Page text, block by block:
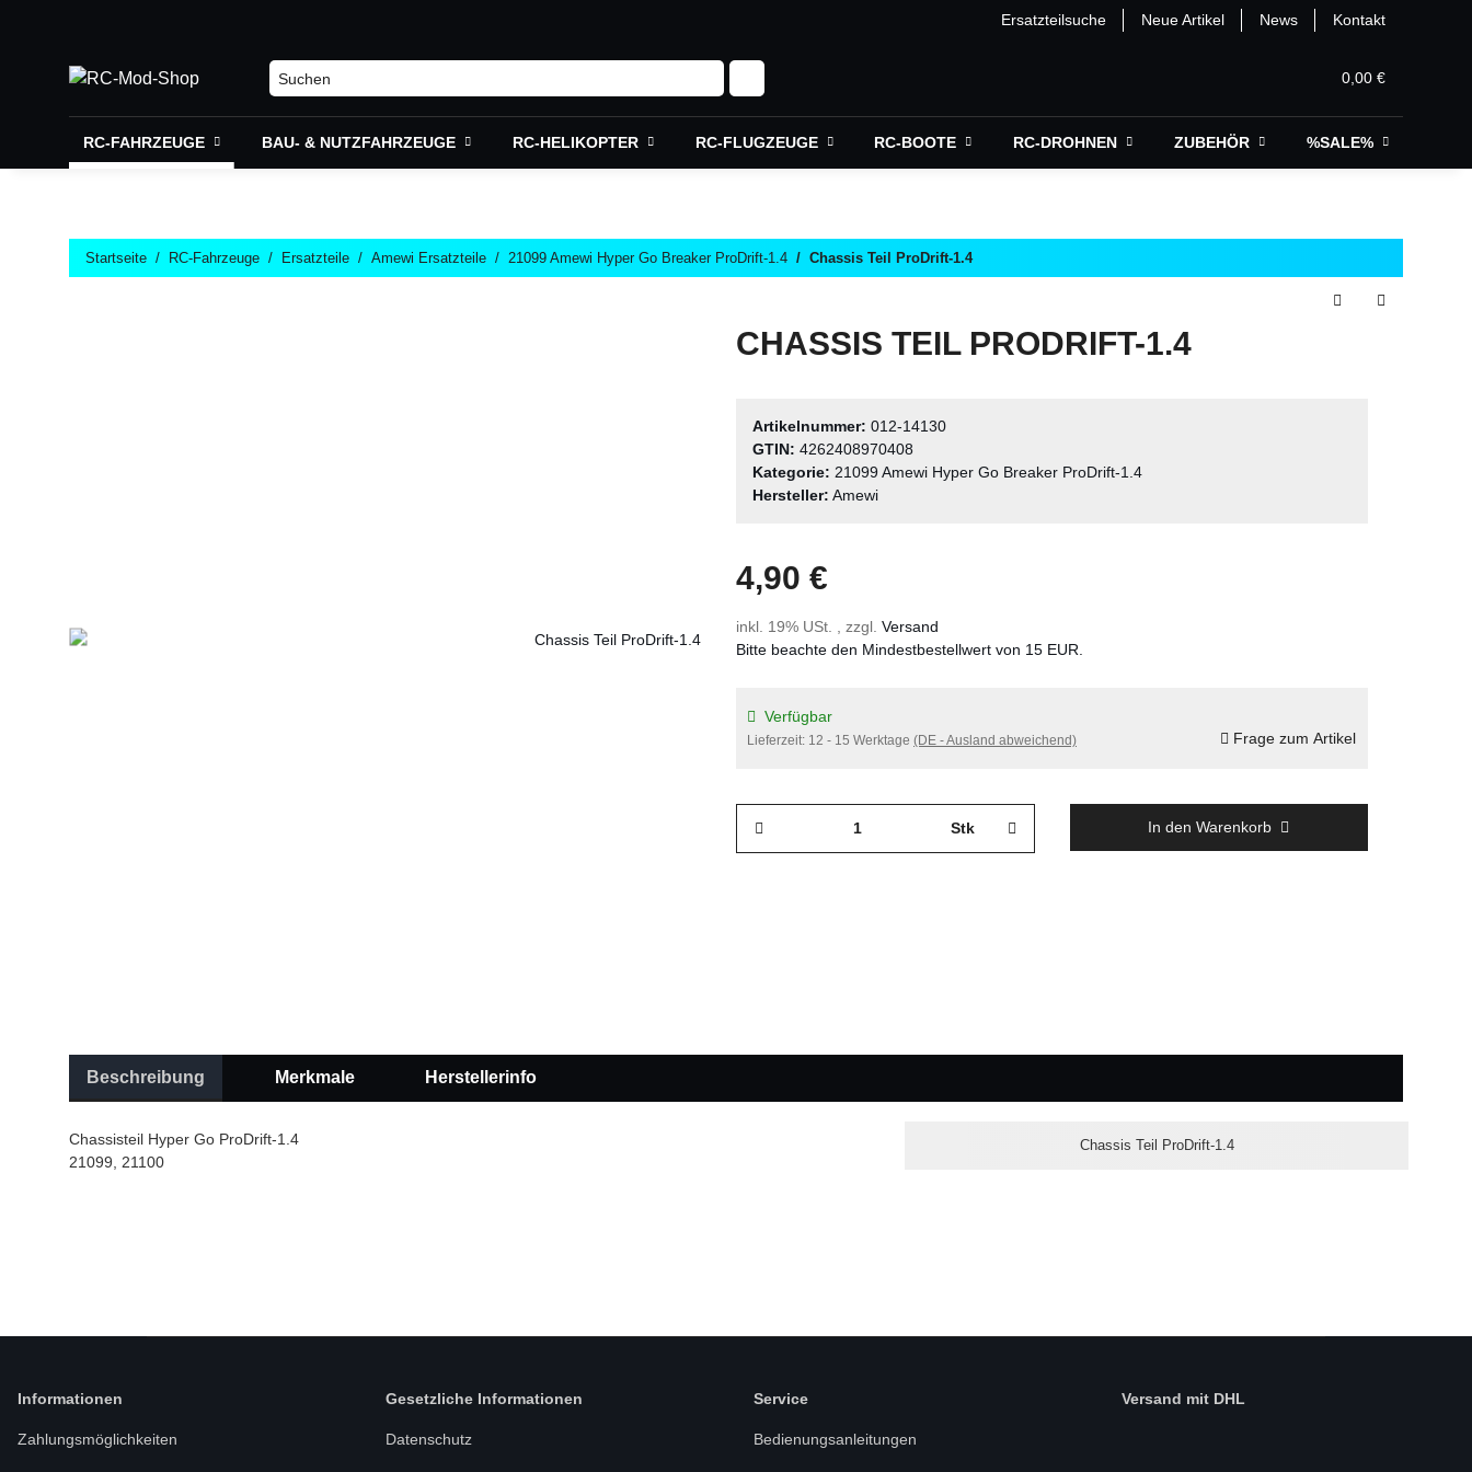
Ersatzteilsuche Neue Artikel News Kontakt
0,00 €
RC-FAHRZEUGE BAU- & NUTZFAHRZEUGE RC-HELIKOPTER RC-FLUGZEUGE RC-BOOTE RC-DROHNEN ZUBEHÖR %SALE%
Startseite RC-Fahrzeuge Ersatzteile Amewi Ersatzteile 21099 Amewi Hyper Go Breaker ProDrift-1.4 Chassis Teil ProDrift-1.4
CHASSIS TEIL PRODRIFT-1.4
Artikelnummer: 012-14130
GTIN: 4262408970408
Kategorie: 21099 Amewi Hyper Go Breaker ProDrift-1.4
Hersteller: Amewi
4,90 €
inkl. 19% USt. , zzgl. Versand
Bitte beachte den Mindestbestellwert von 15 EUR.
Verfügbar
Lieferzeit: 12 - 15 Werktage (DE - Ausland abweichend) Frage zum Artikel
Stk In den Warenkorb
Beschreibung Merkmale Herstellerinfo
Chassis Teil ProDrift-1.4
Chassisteil Hyper Go ProDrift-1.4
21099, 21100
Informationen
Zahlungsmöglichkeiten
Gesetzliche Informationen
Datenschutz
Service
Bedienungsanleitungen
Versand mit DHL